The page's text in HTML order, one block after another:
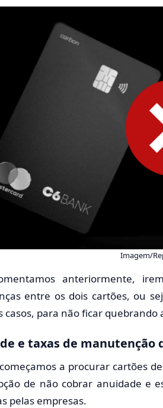
Imagem/
anteriormente,
entre os dois cartões, ou
casos, para não ficar quebrando
e taxas de manutenção
a procurar cartões
de não cobrar anuidade e
pelas empresas.